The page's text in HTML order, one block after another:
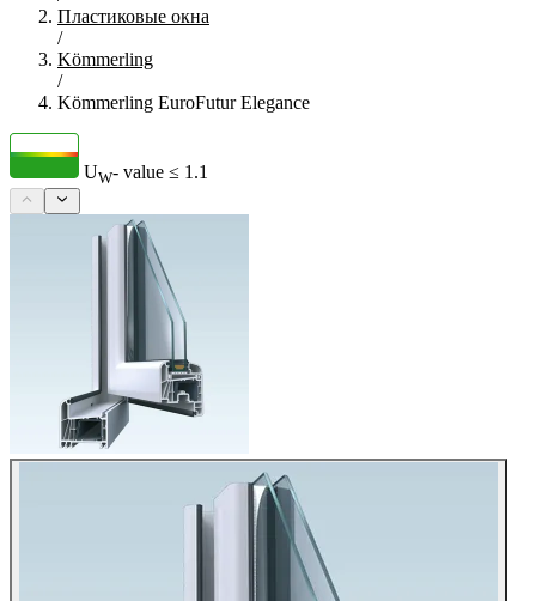
Пластиковые окна
/
Kömmerling
/
Kömmerling EuroFutur Elegance
UW- value ≤ 1.1